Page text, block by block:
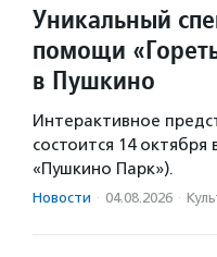
Уникальный
помощи
в Пушкино
Интерактивное
состоится 14 октября
«Пушкино Парк»).
Новости · 04.08.2026 ·